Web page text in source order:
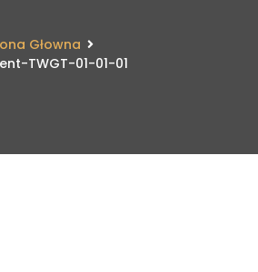
Głowna
TWGT-01-01-01